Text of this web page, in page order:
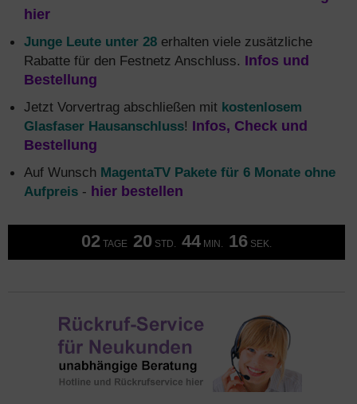
hier
Junge Leute unter 28 erhalten viele zusätzliche
Rabatte für den Festnetz Anschluss. Infos und
Bestellung
Jetzt Vorvertrag abschließen mit kostenlosem
Glasfaser Hausanschluss! Infos, Check und
Bestellung
Auf Wunsch MagentaTV Pakete für 6 Monate ohne
Aufpreis - hier bestellen
02 TAGE 20 STD. 44 MIN. 15 SEK.